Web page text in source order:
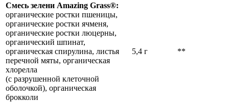
Смесь зелени Amazing Grass®:
органические ростки пшеницы,
органические ростки ячменя,
органические ростки люцерны,
органический шпинат,
органическая спирулина, листья
перечной мяты, органическая
хлорелла
(с разрушенной клеточной
оболочкой), органическая
брокколи
5,4 г **